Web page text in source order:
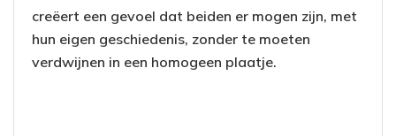
creëert een gevoel dat beiden er mogen zijn, met
hun eigen geschiedenis, zonder te moeten
verdwijnen in een homogeen plaatje.